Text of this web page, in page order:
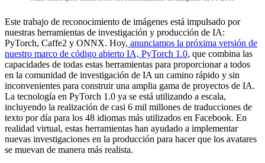
Este trabajo de reconocimiento de imágenes está impulsado por
nuestras herramientas de investigación y producción de IA:
PyTorch, Caffe2 y ONNX. Hoy, anunciamos la próxima versión de
nuestro marco de código abierto IA, PyTorch 1.0, que combina las
capacidades de todas estas herramientas para proporcionar a todos
en la comunidad de investigación de IA un camino rápido y sin
inconvenientes para construir una amplia gama de proyectos de IA.
La tecnología en PyTorch 1.0 ya se está utilizando a escala,
incluyendo la realización de casi 6 mil millones de traducciones de
texto por día para los 48 idiomas más utilizados en Facebook. En
realidad virtual, estas herramientas han ayudado a implementar
nuevas investigaciones en la producción para hacer que los avatares
se muevan de manera más realista.